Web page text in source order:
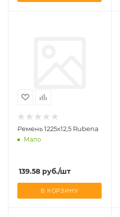
Ремень 1225х12,5 Rubena
Мало
139.58 руб./шт
В КОРЗИНУ